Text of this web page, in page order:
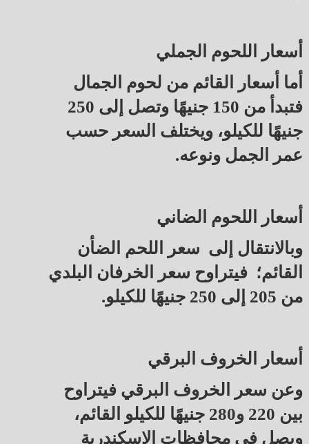
أسعار اللحوم الجملي
أما أسعار القائم من لحوم الجمال
فتبدأ من 150 جنيهًا وتصل إلى 250
جنيهًا للكيلو، ويختلف السعر حسب
عمر الجمل ونوعه.
أسعار اللحوم الضاني
وبالانتقال إلى سعر اللحم الضأن
القائم؛ فيتراوح سعر الخرفان البلدي
من 205 إلى 250 جنيهًا للكيلو.
أسعار الخروف البرقي
وعن سعر الخروف البرقي فيتراوح
بين 220 و280 جنيهًا للكيلو القائم،
ويصل في محافظات الإسكندرية